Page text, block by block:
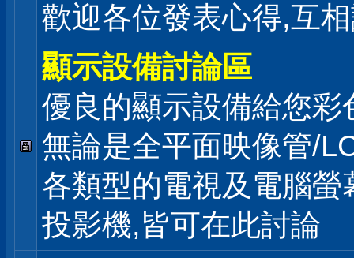
歡迎各位發表心得,互
顯示設備討論區
優良的顯示設備給您彩
無論是全平面映像管/
各類型的電視及電腦螢
投影機,皆可在此討論